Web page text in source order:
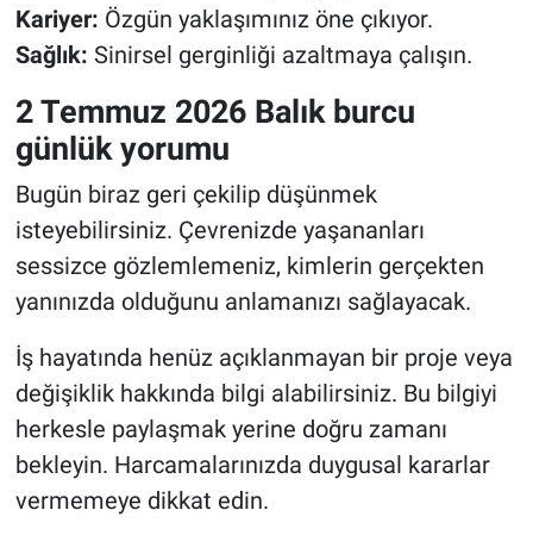
Kariyer: Özgün yaklaşımınız öne çıkıyor.
Sağlık: Sinirsel gerginliği azaltmaya çalışın.
2 Temmuz 2026 Balık burcu
günlük yorumu
Bugün biraz geri çekilip düşünmek
isteyebilirsiniz. Çevrenizde yaşananları
sessizce gözlemlemeniz, kimlerin gerçekten
yanınızda olduğunu anlamanızı sağlayacak.
İş hayatında henüz açıklanmayan bir proje veya
değişiklik hakkında bilgi alabilirsiniz. Bu bilgiyi
herkesle paylaşmak yerine doğru zamanı
bekleyin. Harcamalarınızda duygusal kararlar
vermemeye dikkat edin.